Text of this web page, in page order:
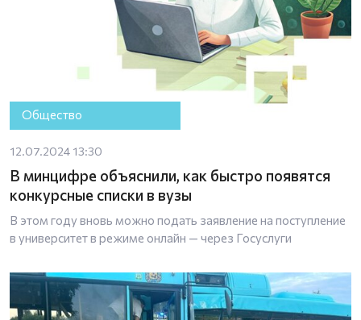
Общество
12.07.2024 13:30
В минцифре объяснили, как быстро появятся
конкурсные списки в вузы
В этом году вновь можно подать заявление на поступление
в университет в режиме онлайн — через Госуслуги